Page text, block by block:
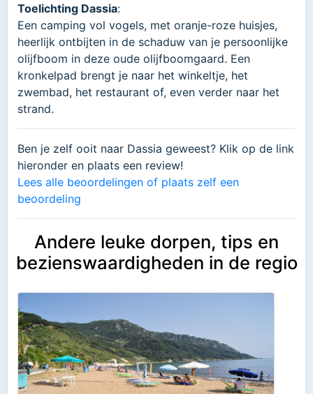
Toelichting Dassia:
Een camping vol vogels, met oranje-roze huisjes,
heerlijk ontbijten in de schaduw van je persoonlijke
olijfboom in deze oude olijfboomgaard. Een
kronkelpad brengt je naar het winkeltje, het
zwembad, het restaurant of, even verder naar het
strand.
Ben je zelf ooit naar Dassia geweest? Klik op de link
hieronder en plaats een review!
Lees alle beoordelingen of plaats zelf een
beoordeling
Andere leuke dorpen, tips en
bezienswaardigheden in de regio